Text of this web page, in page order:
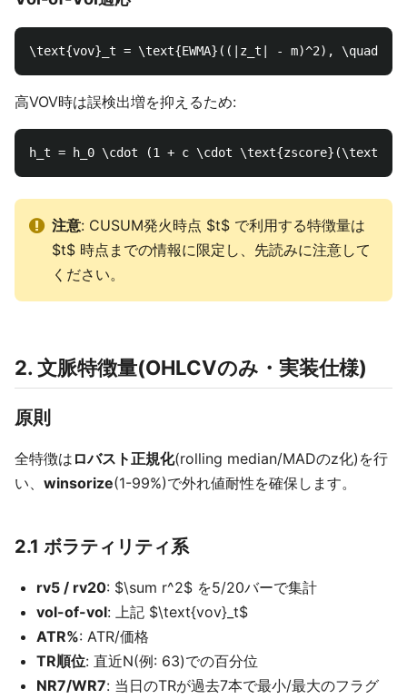
高VOV時は誤検出増を抑えるため:
注意: CUSUM発火時点 $t$ で利用する特徴量は
$t$ 時点までの情報に限定し、先読みに注意して
ください。
2. 文脈特徴量(OHLCVのみ・実装仕様)
原則
全特徴は ロバスト正規化(rolling median/MADのz化)を行
い、 winsorize(1-99%)で外れ値耐性を確保します。
2.1 ボラティリティ系
rv5 / rv20: $\sum r^2$ を5/20バーで集計
vol-of-vol: 上記 $\text{vov}_t$
ATR%: ATR/価格
TR順位: 直近N(例: 63)での百分位
NR7/WR7: 当日のTRが過去7本で最小/最大のフラグ